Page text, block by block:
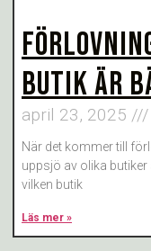
BUTIK ÄR
april 23, 2025
När det kommer till
uppsjö av olika butiker
vilken butik
Läs mer »